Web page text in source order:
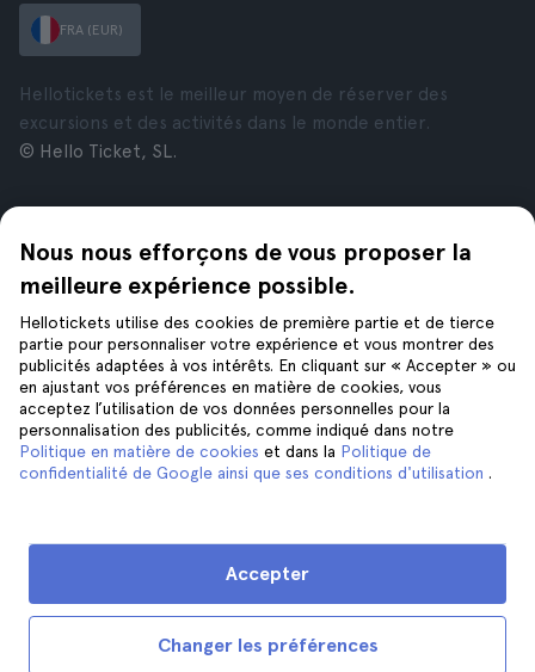
Nous nous efforçons de vous proposer la
meilleure expérience possible.
Hellotickets utilise des cookies de première partie et de tierce
partie pour personnaliser votre expérience et vous montrer des
publicités adaptées à vos intérêts. En cliquant sur « Accepter » ou
en ajustant vos préférences en matière de cookies, vous
acceptez l’utilisation de vos données personnelles pour la
personnalisation des publicités, comme indiqué dans notre
Politique en matière de cookies et dans la Politique de
confidentialité de Google ainsi que ses conditions d'utilisation .
Changer les préférences
Accepter
FRA (EUR)
Hellotickets est le meilleur moyen de réserver des
excursions et des activités dans le monde entier.
© Hello Ticket, SL.
À propos de nous
Offres d’emploi
Avis
Confidentialité
Conditions générales
Mentions Légales
Cookies
New York
Rome
Londres
Grenade
Cracovie
Tenerife
Aide